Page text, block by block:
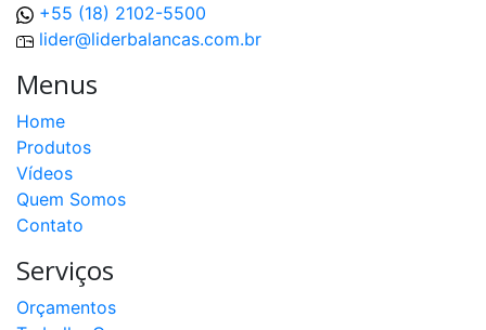
+55 (18) 2102-5500
lider@liderbalancas.com.br
Menus
Home
Produtos
Vídeos
Quem Somos
Contato
Serviços
Orçamentos